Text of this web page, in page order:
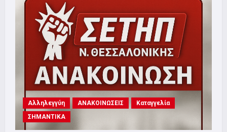
Αλληλεγγύη ΑΝΑΚΟΙΝΩΣΕΙΣ
Καταγγελία
ΣΗΜΑΝΤΙΚΑ